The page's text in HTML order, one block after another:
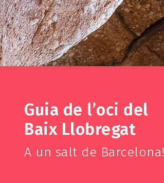
Guia de l’oci del
Baix Llobregat
A un salt de Barcelona!